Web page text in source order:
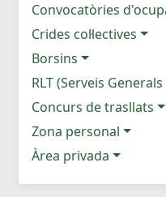
Convocatòries
Crides col·lectives
Borsins
RLT (Serveis Generals
Concurs de trasllats
Zona personal
Àrea privada